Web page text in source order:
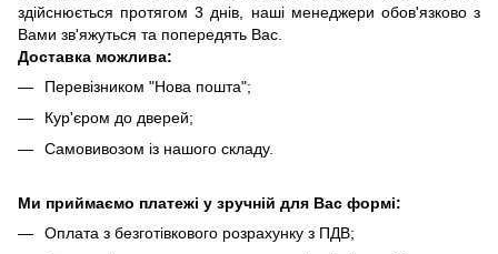
здійснюється протягом 3 днів, наші менеджери обов'язково з
Вами зв'яжуться та попередять Вас.
Доставка можлива:
Перевізником "Нова пошта";
Кур'єром до дверей;
Самовивозом із нашого складу.
Ми приймаємо платежі у зручній для Вас формі:
Оплата з безготівкового розрахунку з ПДВ;